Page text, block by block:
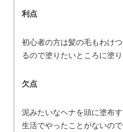
利点
初心者の方は髪の毛もわけ
るので塗りたいところに塗り
欠点
泥みたいなヘナを頭に塗布
生活でやったことがないので